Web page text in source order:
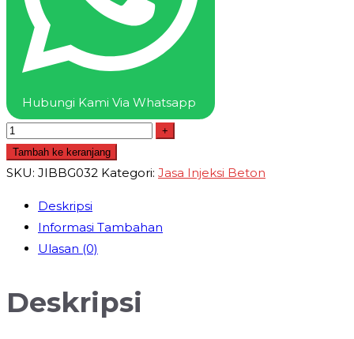
Hubungi Kami Via Whatsapp
+
Tambah ke keranjang
SKU: JIBBG032 Kategori: Jasa Injeksi Beton
Deskripsi
Informasi Tambahan
Ulasan (0)
Deskripsi